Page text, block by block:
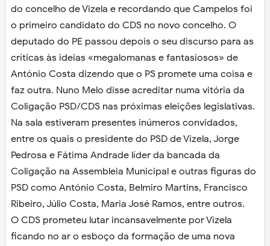
do concelho de Vizela e recordando que Campelos foi
o primeiro candidato do CDS no novo concelho. O
deputado do PE passou depois o seu discurso para as
críticas às ideias «megalomanas e fantasiosos» de
António Costa dizendo que o PS promete uma coisa e
faz outra. Nuno Melo disse acreditar numa vitória da
Coligação PSD/CDS nas próximas eleições legislativas.
Na sala estiveram presentes inúmeros convidados,
entre os quais o presidente do PSD de Vizela, Jorge
Pedrosa e Fátima Andrade líder da bancada da
Coligação na Assembleia Municipal e outras figuras do
PSD como António Costa, Belmiro Martins, Francisco
Ribeiro, Júlio Costa, Maria José Ramos, entre outros.
O CDS prometeu lutar incansavelmente por Vizela
ficando no ar o esboço da formação de uma nova